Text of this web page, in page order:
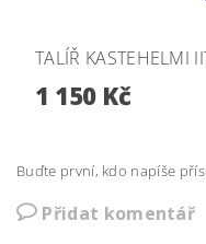
TALÍŘ KASTEHELMI
1 150 Kč
Buďte první, kdo napíše
Přidat komentář